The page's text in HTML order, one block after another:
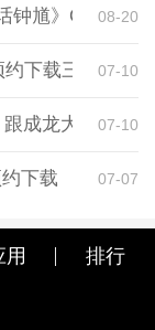
钟馗》CG！预
08-20
约下载三端同步
07-10
成龙大哥一起
07-10
下载 07-07
用 排行